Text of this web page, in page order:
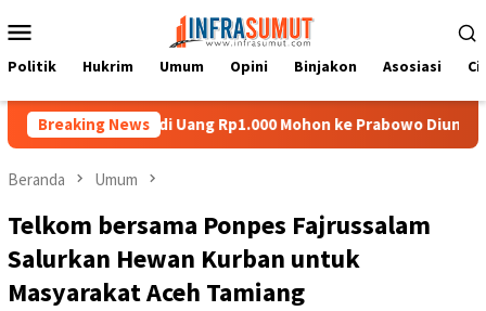
ke
Mobile
Politik Hukrim Umum Opini Binjakon Asosiasi
Breaking News
di Uang Rp1.000 Mohon ke Prabowo Diundang Upacara
Beranda Umum
Telkom bersama Ponpes Fajrussalam
Salurkan Hewan Kurban untuk
Masyarakat Aceh Tamiang